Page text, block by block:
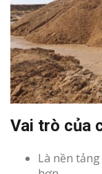
Vai trò của
Là nền